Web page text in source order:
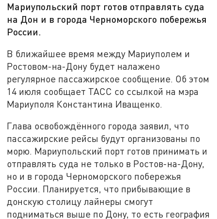
Мариупольский порт готов отправлять суда
на Дон и в города Черноморского побережья
России.
В ближайшее время между Мариуполем и
Ростовом-на-Дону будет налажено
регулярное пассажирское сообщение. Об этом
14 июля сообщает ТАСС со ссылкой на мэра
Мариуполя Константина Иващенко.
Глава освобождённого города заявил, что
пассажирские рейсы будут организованы по
морю. Мариупольский порт готов принимать и
отправлять суда не только в Ростов-на-Дону,
но и в города Черноморского побережья
России. Планируется, что прибывающие в
донскую столицу лайнеры смогут
подниматься выше по Дону, то есть география